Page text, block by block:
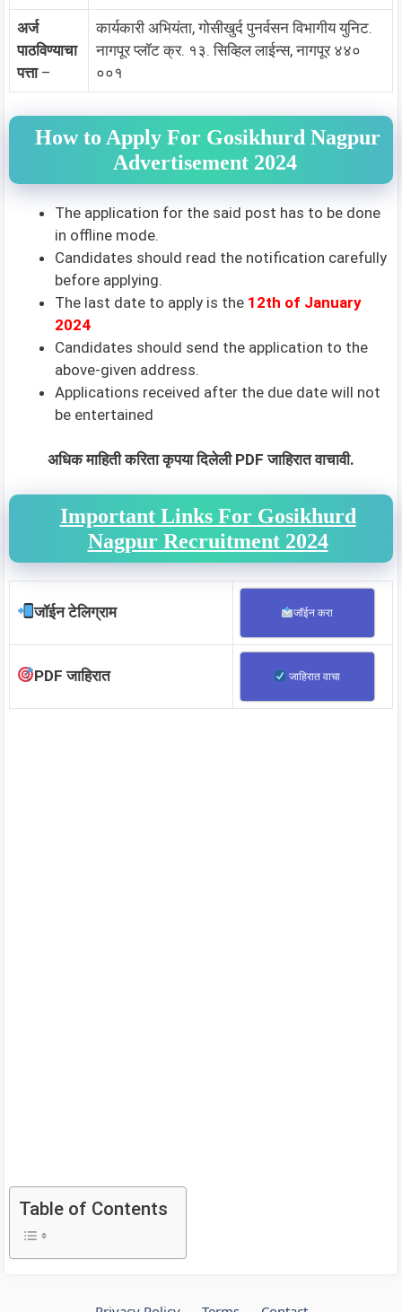
अर्ज
पाठविण्याचा
पत्ता–
कार्यकारी अभियंता, गोसीखुर्द पुनर्वसन विभागीय युनिट.
नागपूर प्लॉट क्र. १३. सिव्हिल लाईन्स, नागपूर ४४०
००१
How to Apply For Gosikhurd Nagpur
Advertisement 2024
The application for the said post has to be done
in offline mode.
Candidates should read the notification carefully
before applying.
The last date to apply is the 12th of January
2024
Candidates should send the application to the
above-given address.
Applications received after the due date will not
be entertained
अधिक माहिती करिता कृपया दिलेली PDF जाहिरात वाचावी.
Important Links For Gosikhurd
Nagpur Recruitment 2024
जॉईन टेलिग्राम जॉईन करा
PDF जाहिरात जाहिरात वाचा
Table of Contents